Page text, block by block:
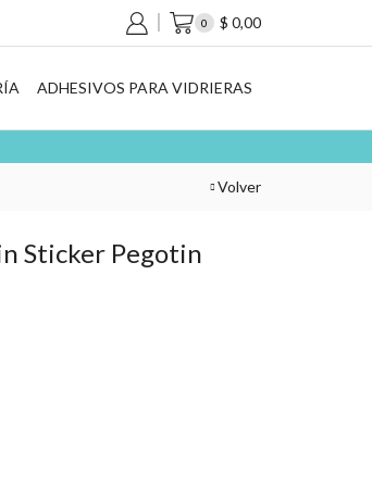
0 $ 0,00
ADHESIVOS PARA VIDRIERAS
Volver
Sticker Pegotin